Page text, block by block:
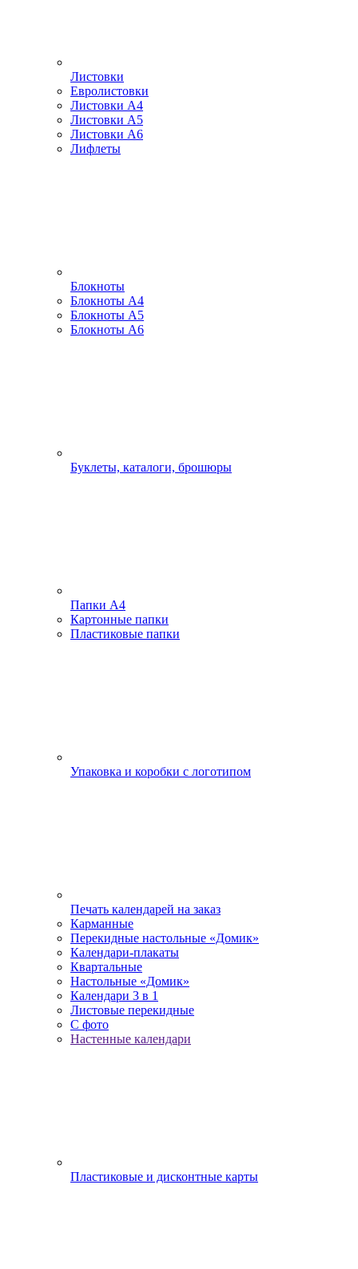
Листовки
Евролистовки
Листовки А4
Листовки А5
Листовки А6
Лифлеты
Блокноты
Блокноты А4
Блокноты А5
Блокноты А6
Буклеты, каталоги, брошюры
Папки А4
Картонные папки
Пластиковые папки
Упаковка и коробки с логотипом
Печать календарей на заказ
Карманные
Перекидные настольные «Домик»
Календари-плакаты
Квартальные
Настольные «Домик»
Календари 3 в 1
Листовые перекидные
С фото
Настенные календари
Пластиковые и дисконтные карты